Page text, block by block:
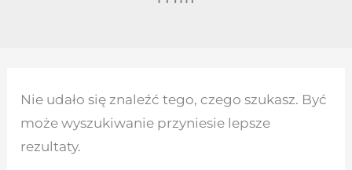
Nie udało się znaleźć tego, czego szukasz. Być
może wyszukiwanie przyniesie lepsze
rezultaty.
dla: